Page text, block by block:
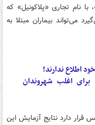
نام تجاری «پلاکونیل» که
می‌تواند بیماران مبتلا به
اطلاع ندارند!
برای اغلب شهروندان
دارد نتایج آزمایش این